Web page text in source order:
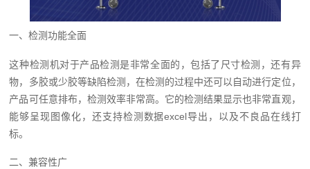
一、检测功能全面
这种检测机对于产品检测是非常全面的，包括了尺寸检测，还有异
物，多胶或少胶等缺陷检测，在检测的过程中还可以自动进行定位，
产品可任意排布，检测效率非常高。它的检测结果显示也非常直观，
能够呈现图像化，还支持检测数据excel导出，以及不良品在线打
标。
二、兼容性广